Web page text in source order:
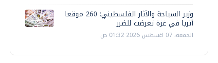
وزير السياحة والآثار الفلسطيني: 260 موقعا
أثريا في غزة تعرضت للضرر
الجمعة، 07 اغسطس 2026 01:32 ص